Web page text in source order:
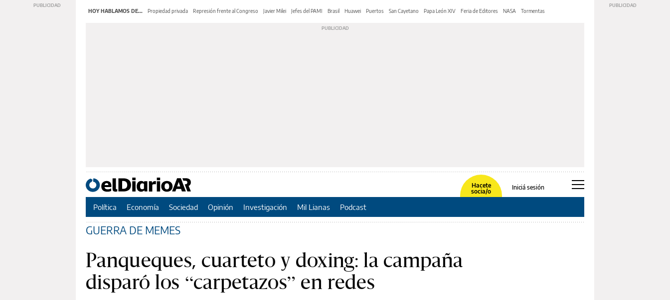
HOY HABLAMOS DE... Propiedad privada Represión frente al Congreso Javier Milei Jefes del PAMI Brasil Huawei Puertos San Cayetano Papa León XIV Feria de Editores NASA Tormentas
Hacete
socia/o
Iniciá sesión
Política Economía Sociedad Opinión Investigación Mil Lianas Podcast
GUERRA DE MEMES
Panqueques, cuarteto y doxing: la campaña
disparó los “carpetazos” en redes